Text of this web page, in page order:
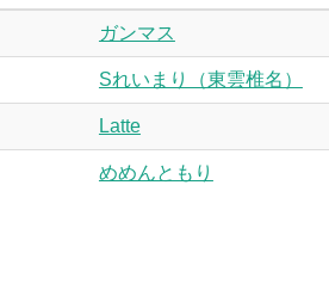
ガンマス
Sれいまり（東雲椎名）
Latte
めめんともり